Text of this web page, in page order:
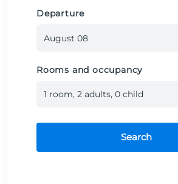
Departure
Rooms and occupancy
1 room, 2 adults, 0 child
Search